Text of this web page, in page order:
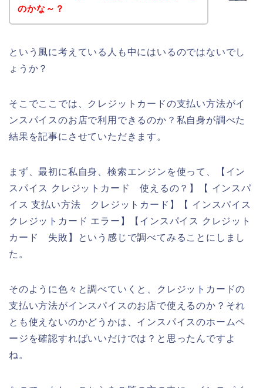
のかな～？
という風に考えている人も中にはいるのではないでし
ょうか？
そこでここでは、クレジットカードの支払い方法がイ
ンスパイスのお店で利用できるのか？私自身が調べた
結果を記事にさせていただきます。
まず、最初に私自身、検索エンジンを使って、【イン
スパイス クレジットカード 使えるの？】【 インスパ
イス 支払い方法 クレジットカード】【 インスパイス
クレジットカード エラー】【インスパイス クレジット
カード 失敗】という感じで調べてみることにしまし
た。
そのように色々と調べていくと、クレジットカードの
支払い方法がインスパイスのお店で使えるのか？それ
とも使えないのかどうかは、インスパイスのホームペ
ージを確認すればいいだけでは？と思ったんですよ
ね。